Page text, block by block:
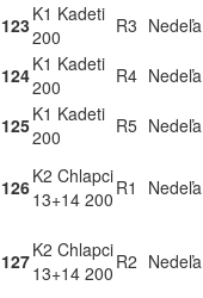
123K1 Kadeti
200
R3 Nedeľa
124K1 Kadeti
200
R4 Nedeľa
125K1 Kadeti
200
R5 Nedeľa
126K2 Chlapci
13+14 200 R1 Nedeľa
127K2 Chlapci
13+14 200 R2 Nedeľa